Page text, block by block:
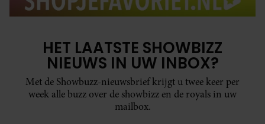
HET LAATSTE SHOWBIZZ
NIEUWS IN UW INBOX?
Met de Showbuzz-nieuwsbrief krijgt u twee keer per
week alle buzz over de showbizz en de royals in uw
mailbox.